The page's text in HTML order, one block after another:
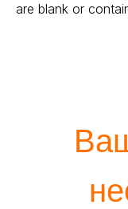
are blank or